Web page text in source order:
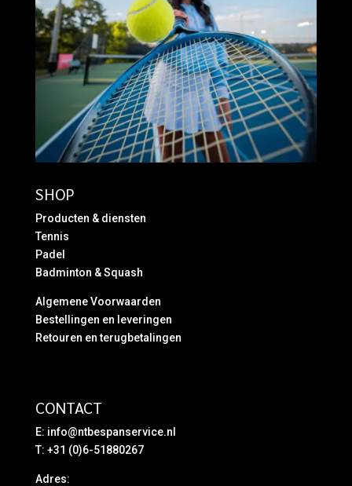
SHOP
Producten & diensten
Tennis
Padel
Badminton & Squash
Algemene Voorwaarden
Bestellingen en leveringen
Retouren en terugbetalingen
CONTACT
E: info@ntbespanservice.nl
T: +31 (0)6-51880267
Adres: